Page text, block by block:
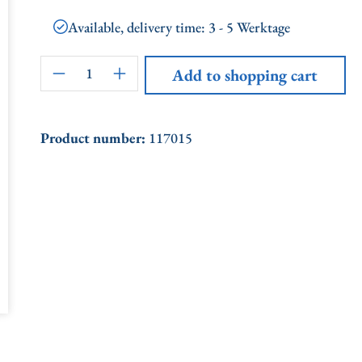
Available, delivery time: 3 - 5 Werktage
Product Quantity: Enter the
Add to shopping cart
Product number: 117015